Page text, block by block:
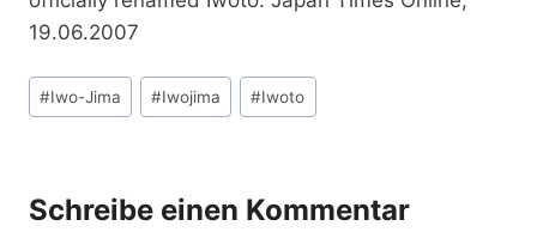
19.06.2007
Schlagworte:
#Iwo-Jima #Iwojima #Iwoto
Schreibe einen Kommentar